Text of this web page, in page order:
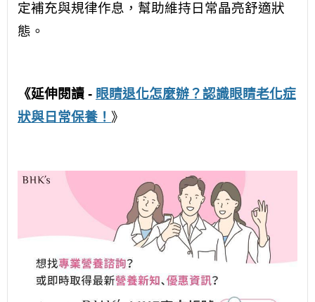
定補充與規律作息，幫助維持日常晶亮舒適狀
態。
《延伸閱讀 - 眼睛退化怎麼辦？認識眼睛老化症
狀與日常保養！ 》